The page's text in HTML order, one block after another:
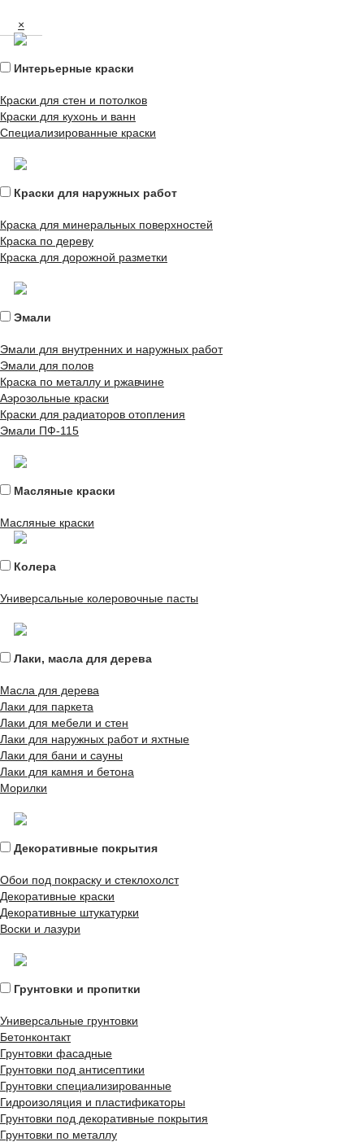
×
Интерьерные краски
Краски для стен и потолков
Краски для кухонь и ванн
Специализированные краски
Краски для наружных работ
Краска для минеральных поверхностей
Краска по дереву
Краска для дорожной разметки
Эмали
Эмали для внутренних и наружных работ
Эмали для полов
Краска по металлу и ржавчине
Аэрозольные краски
Краски для радиаторов отопления
Эмали ПФ-115
Масляные краски
Масляные краски
Колера
Универсальные колеровочные пасты
Лаки, масла для дерева
Масла для дерева
Лаки для паркета
Лаки для мебели и стен
Лаки для наружных работ и яхтные
Лаки для бани и сауны
Лаки для камня и бетона
Морилки
Декоративные покрытия
Обои под покраску и стеклохолст
Декоративные краски
Декоративные штукатурки
Воски и лазури
Грунтовки и пропитки
Универсальные грунтовки
Бетонконтакт
Грунтовки фасадные
Грунтовки под антисептики
Грунтовки специализированные
Гидроизоляция и пластификаторы
Грунтовки под декоративные покрытия
Грунтовки по металлу